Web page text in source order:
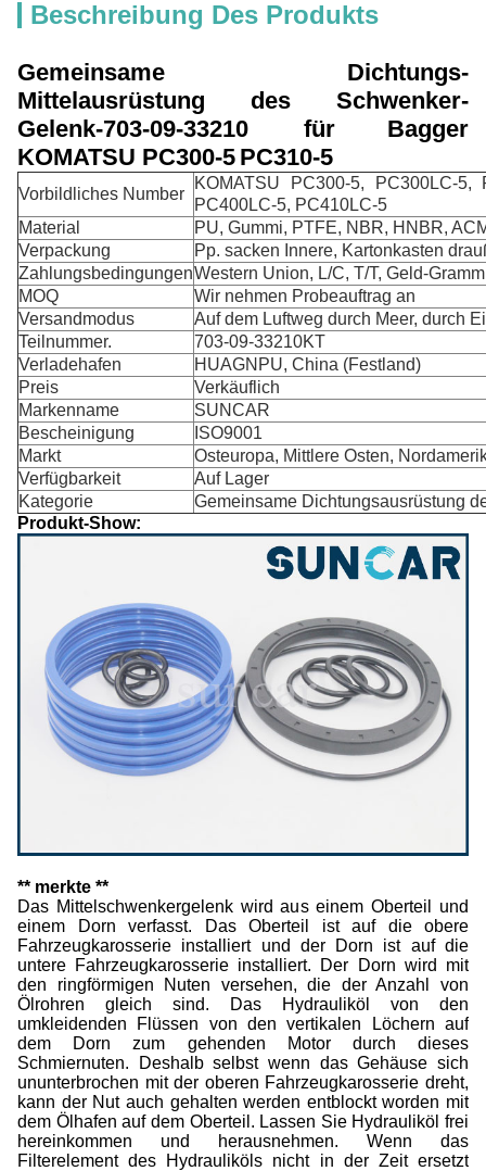
Beschreibung Des Produkts
Gemeinsame
Dichtungs-
Mittelausrüstung
des Schwenker-
Gelenk-703-09-33210 für
Bagger
KOMATSU PC300-5 PC310-5
Vorbildliches Number
KOMATSU PC300-5, PC300LC-5,
PC400LC-5, PC410LC-5
Material
PU, Gummi, PTFE, NBR, HNBR,
Verpackung
Pp. sacken Innere, Kartonkasten
ZahlungsbedingungenWestern Union, L/C, T/T, Geld-
MOQ
Wir nehmen Probeauftrag an
Versandmodus
Auf dem Luftweg durch Meer, durch
Teilnummer.
703-09-33210KT
Verladehafen
HUAGNPU, China (Festland)
Preis
Verkäuflich
Markenname
SUNCAR
Bescheinigung
ISO9001
Markt
Osteuropa, Mittlere Osten,
Verfügbarkeit
Auf Lager
Kategorie
Gemeinsame Dichtungsausrüstung
Produkt-Show:
** merkte **
Das Mittelschwenkergelenk wird aus einem Oberteil und
einem Dorn verfasst. Das Oberteil ist auf die obere
Fahrzeugkarosserie installiert und der Dorn ist auf die
untere Fahrzeugkarosserie installiert. Der Dorn wird mit
den ringförmigen Nuten versehen, die der Anzahl von
Ölrohren gleich sind. Das Hydrauliköl von den
umkleidenden Flüssen von den vertikalen Löchern auf
dem Dorn zum gehenden Motor durch dieses
Schmiernuten. Deshalb selbst wenn das Gehäuse sich
ununterbrochen mit der oberen Fahrzeugkarosserie dreht,
kann der Nut auch gehalten werden entblockt worden mit
dem Ölhafen auf dem Oberteil. Lassen Sie Hydrauliköl frei
hereinkommen und herausnehmen. Wenn das
Filterelement des Hydrauliköls nicht in der Zeit ersetzt